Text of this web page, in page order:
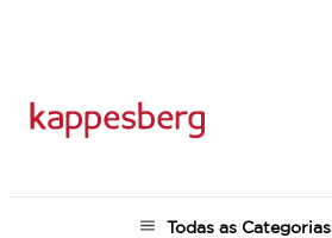
Todas as Categorias